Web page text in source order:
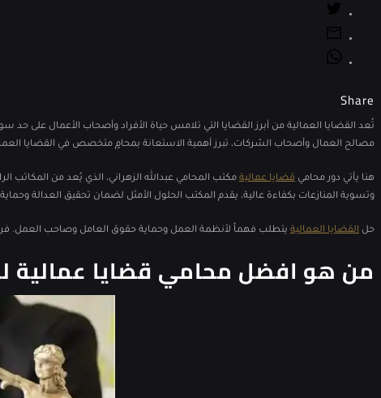
Share
تُعد القضايا العمالية من أبرز القضايا التي تلامس حياة الأفراد وأصحاب الأعمال على
مصالح العمال وأصحاب الشركات، تبرز أهمية الاستعانة بمحامٍ متخصص في القضايا
هنا يأتي دور محامي قضايا عمالية مكتب المحامي عبدالله الزهراني، الذي يُعد من المكاتب
وتسوية المنازعات بكفاءة عالية، يقدم المكتب الحلول الأمثل لضمان تحقيق العدالة
حل القضايا العمالية يتطلب فهماً لأنظمة العمل وحماية حقوق العامل وصاحب العمل.
من هو افضل محامي قضايا عمالية